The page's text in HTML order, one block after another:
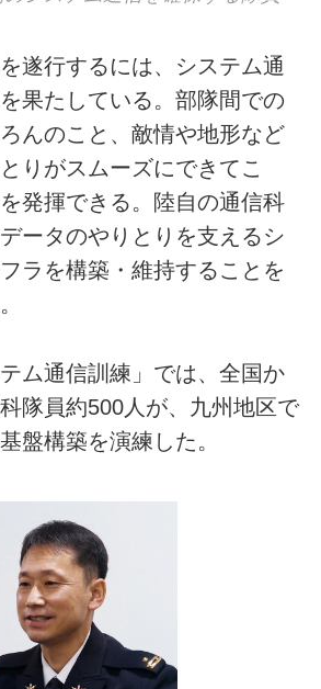
遂行するには、システム通
果たしている。部隊間での
んのこと、敵情や地形など
りがスムーズにできてこ
発揮できる。陸自の通信科
ータのやりとりを支えるシ
ラを構築・維持することを
ム通信訓練」では、全国か
隊員約500人が、九州地区で
盤構築を演練した。